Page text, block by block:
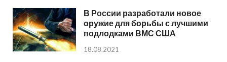
В России разработали новое
оружие для борьбы с лучшими
подлодками ВМС США
18.08.2021